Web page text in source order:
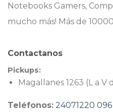
Notebooks Gamers,
mucho más! Más de
Contactanos
Pickups:
Magallanes 1263 (L a V
Teléfonos: 24071220